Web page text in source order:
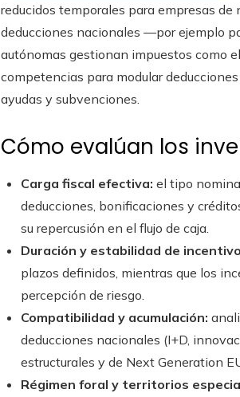
reducidos temporales para empresas
deducciones nacionales —por ejemplo
autónomas gestionan impuestos como
competencias para modular
ayudas y subvenciones.
Cómo evalúan los
Carga fiscal efectiva: el tipo
deducciones, bonificaciones y
su repercusión en el flujo de caja.
Duración y estabilidad de
plazos definidos, mientras que los
percepción de riesgo.
Compatibilidad y acumulación:
deducciones nacionales (I+D,
estructurales y de Next Generation
Régimen foral y territorios